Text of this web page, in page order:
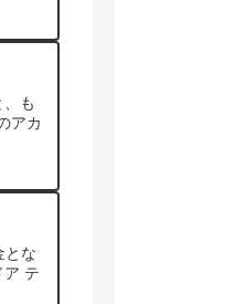
も
アカ
とな
ア テ